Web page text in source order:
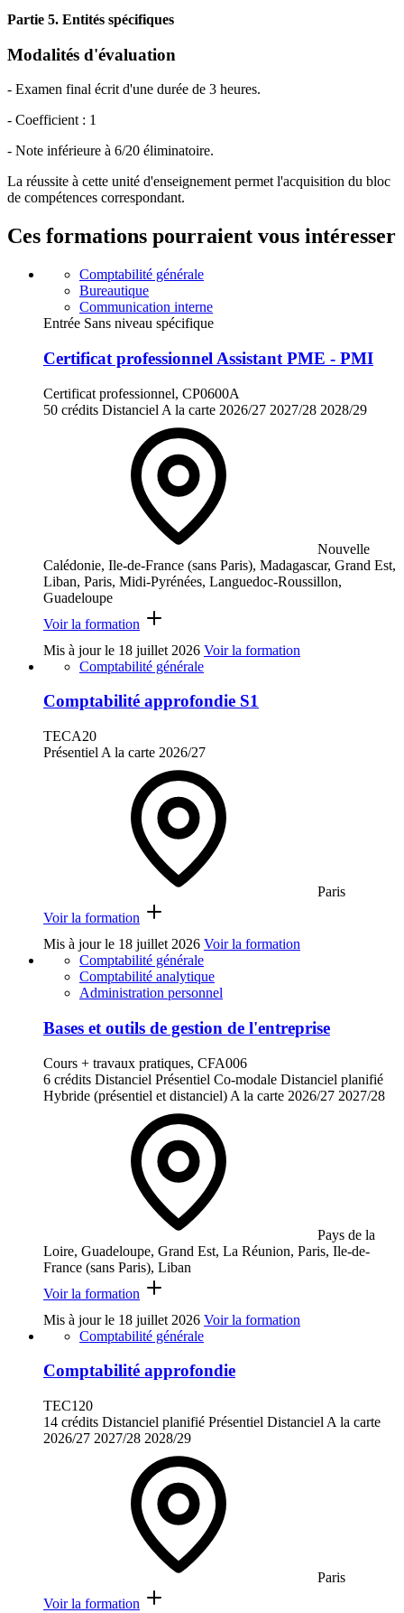
Partie 5. Entités spécifiques
Modalités d'évaluation
- Examen final écrit d'une durée de 3 heures.
- Coefficient : 1
- Note inférieure à 6/20 éliminatoire.
La réussite à cette unité d'enseignement permet l'acquisition du bloc
de compétences correspondant.
Ces formations pourraient vous intéresser
Comptabilité générale
Bureautique
Communication interne
Entrée Sans niveau spécifique
Certificat professionnel Assistant PME - PMI
Certificat professionnel, CP0600A
50 crédits Distanciel A la carte 2026/27 2027/28 2028/29
Nouvelle
Calédonie, Ile-de-France (sans Paris), Madagascar, Grand Est,
Liban, Paris, Midi-Pyrénées, Languedoc-Roussillon,
Guadeloupe
Voir la formation
Mis à jour le 18 juillet 2026 Voir la formation
Comptabilité générale
Comptabilité approfondie S1
TECA20
Présentiel A la carte 2026/27
Paris
Voir la formation
Mis à jour le 18 juillet 2026 Voir la formation
Comptabilité générale
Comptabilité analytique
Administration personnel
Bases et outils de gestion de l'entreprise
Cours + travaux pratiques, CFA006
6 crédits Distanciel Présentiel Co-modale Distanciel planifié
Hybride (présentiel et distanciel) A la carte 2026/27 2027/28
Pays de la
Loire, Guadeloupe, Grand Est, La Réunion, Paris, Ile-de-
France (sans Paris), Liban
Voir la formation
Mis à jour le 18 juillet 2026 Voir la formation
Comptabilité générale
Comptabilité approfondie
TEC120
14 crédits Distanciel planifié Présentiel Distanciel A la carte
2026/27 2027/28 2028/29
Paris
Voir la formation